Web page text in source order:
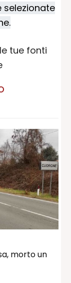
selezionate
tue fonti
morto un